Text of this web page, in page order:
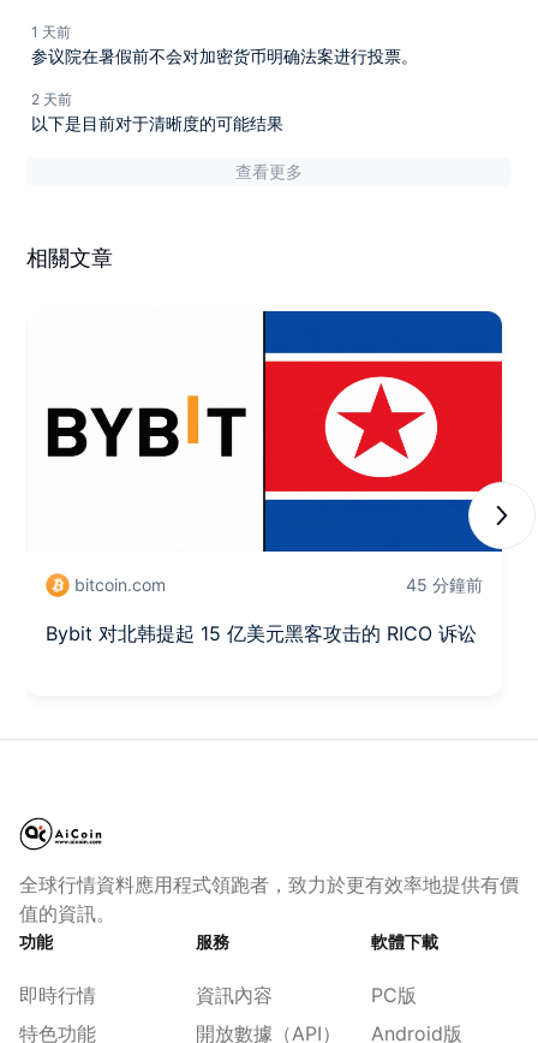
1 天前
参议院在暑假前不会对加密货币明确法案进行投票。
2 天前
以下是目前对于清晰度的可能结果
查看更多
相關文章
bitcoin.com 45 分鐘前
Bybit 对北韩提起 15 亿美元黑客攻击的 RICO 诉讼
全球行情資料應用程式領跑者，致力於更有效率地提供有價
值的資訊。
功能
即時行情
特色功能
服務
資訊內容
開放數據（API）
軟體下載
PC版
Android版